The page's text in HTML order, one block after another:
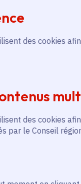
des cookies
des cookies
par le Conseil